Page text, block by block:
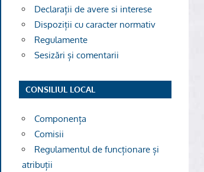
Declarații de avere si interese
Dispoziții cu caracter normativ
Regulamente
Sesizări și comentarii
CONSILIUL LOCAL
Componența
Comisii
Regulamentul de funcționare și
atribuții